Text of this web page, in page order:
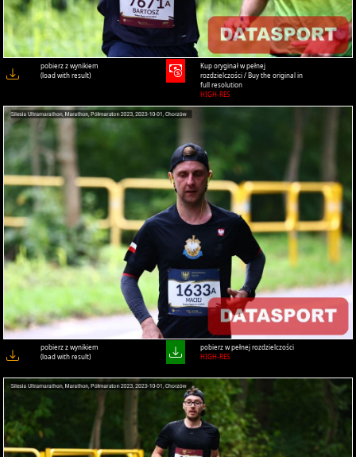
pobierz z wynikiem
(load with result)
Kup oryginał w pełnej
rozdzielczości / Buy the original in
full resolution
HIGH-RES
pobierz z wynikiem
(load with result)
pobierz w pełnej rozdzielczości
HIGH-RES